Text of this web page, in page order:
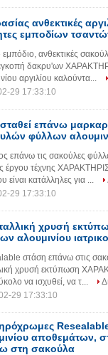
ανθεκτικές
εμποδίων
ανθεκτικές
δακρυ'ων
αργιλίου καλούντα...
29 17:33:10
επάνω
φύλλων
επάνω τις σακούλες
έργου τέχνης
είναι κατάλληλες για ...
29 17:33:10
χρυσή
αλουμινίου
στάση επάνω στις
χρυσή εκτύπωση
να ισχυθεί, να τ...
29 17:33:10
αποθεμάτων,
στη σακούλα